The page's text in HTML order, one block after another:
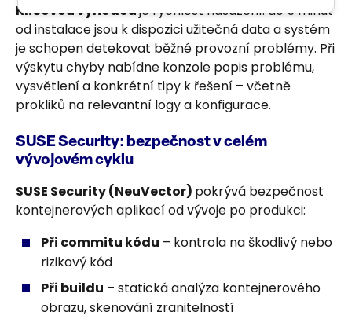
Klíčovou výhodouje rychlost nasazení: do 5 minut
od instalace jsou k dispozici užitečná data a systém
je schopen detekovat běžné provozní problémy. Při
výskytu chyby nabídne konzole popis problému,
vysvětlení a konkrétní tipy k řešení – včetně
prokliků na relevantní logy a konfigurace.
SUSE Security: bezpečnost v celém
vývojovém cyklu
SUSE Security (NeuVector) pokrývá bezpečnost
kontejnerových aplikací od vývoje po produkci:
Při commitu kódu – kontrola na škodlivý nebo
rizikový kód
Při buildu – statická analýza kontejnerového
obrazu, skenování zranitelností